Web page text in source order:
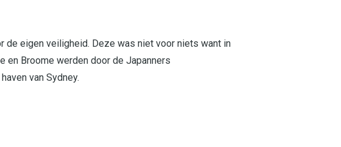
de eigen veiligheid. Deze was niet voor niets want in
en Broome werden door de Japanners
van Sydney.